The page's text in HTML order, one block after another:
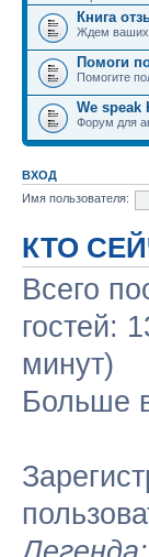
Книга
Ждем ваших
Помоги
Помогите
We speak
Форум для
ВХОД
Имя пользователя:
КТО
Всего
гостей:
минут)
Больше